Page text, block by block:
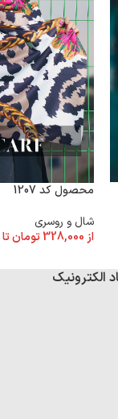
محصول کد 1207
شال و روسری
از 328,000 تومانتا
الکترونیک